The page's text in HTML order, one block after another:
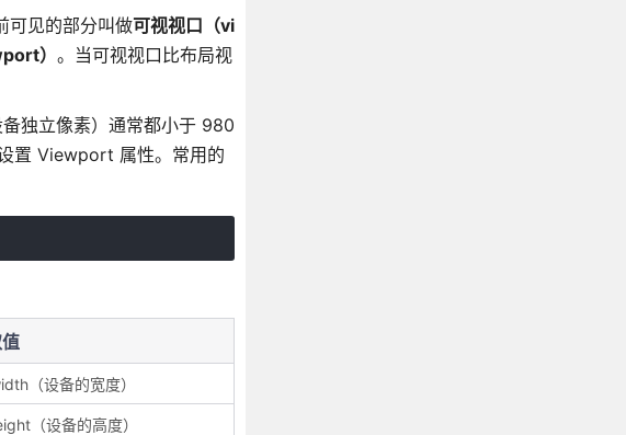
可见的部分叫做可视视口（vi
） 。当可视视口比布局视
独立像素）通常都小于 980
置 Viewport 属性。常用的
（设备的宽度）
（设备的高度）